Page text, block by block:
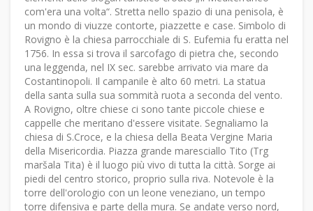
com'era una volta“. Stretta nello spazio di una penisola, è
un mondo di viuzze contorte, piazzette e case. Simbolo di
Rovigno è la chiesa parrocchiale di S. Eufemia fu eratta nel
1756. In essa si trova il sarcofago di pietra che, secondo
una leggenda, nel IX sec. sarebbe arrivato via mare da
Costantinopoli. Il campanile è alto 60 metri. La statua
della santa sulla sua sommità ruota a seconda del vento.
A Rovigno, oltre chiese ci sono tante piccole chiese e
cappelle che meritano d'essere visitate. Segnaliamo la
chiesa di S.Croce, e la chiesa della Beata Vergine Maria
della Misericordia. Piazza grande maresciallo Tito (Trg
maršala Tita) è il luogo più vivo di tutta la città. Sorge ai
piedi del centro storico, proprio sulla riva. Notevole è la
torre dell'orologio con un leone veneziano, un tempo
torre difensiva e parte della mura. Se andate verso nord,